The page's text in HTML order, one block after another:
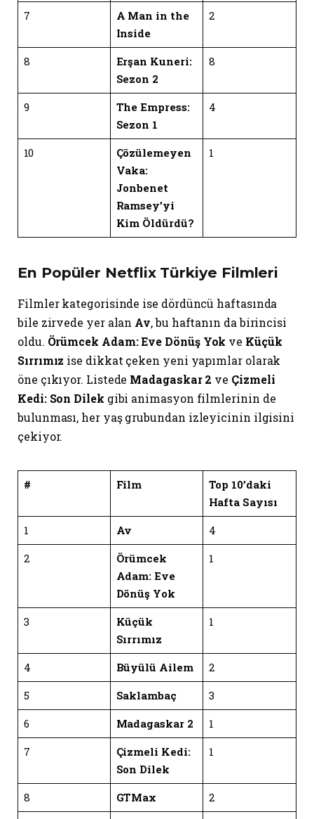
7
A Man in the
Inside
2
8
Erşan Kuneri:
Sezon 2
8
9
The Empress:
Sezon 1
4
10
Çözülemeyen
Vaka:
Jonbenet
Ramsey’yi
Kim Öldürdü?
1
En Popüler Netflix Türkiye Filmleri
Filmler kategorisinde ise dördüncü haftasında
bile zirvede yer alan Av, bu haftanın da birincisi
oldu. Örümcek Adam: Eve Dönüş Yok ve Küçük
Sırrımız ise dikkat çeken yeni yapımlar olarak
öne çıkıyor. Listede Madagaskar 2 ve Çizmeli
Kedi: Son Dilek gibi animasyon filmlerinin de
bulunması, her yaş grubundan izleyicinin ilgisini
çekiyor.
# Film
Top 10’daki
Hafta Sayısı
1
Av
4
2
Örümcek
Adam: Eve
Dönüş Yok
1
3
Küçük
Sırrımız
1
4 Büyülü Ailem
2
5
Saklambaç
3
6
Madagaskar 2
1
7
Çizmeli Kedi:
Son Dilek
1
8 GTMax
2